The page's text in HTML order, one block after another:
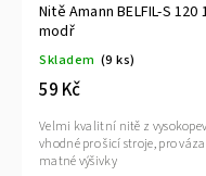
Nitě Amann BELFIL-S
modř
Skladem (9 ks)
59 Kč
Velmi kvalitní nitě z
vhodné pro šicí stroje, pro
matné výšivky